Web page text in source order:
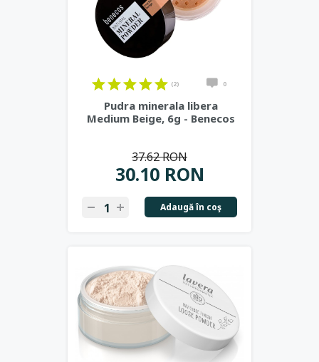
(2) 0
Pudra minerala libera
Medium Beige, 6g - Benecos
30.10 RON
37.62 RON
Adaugă în coş